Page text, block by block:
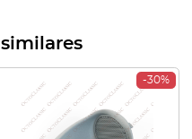
-30%